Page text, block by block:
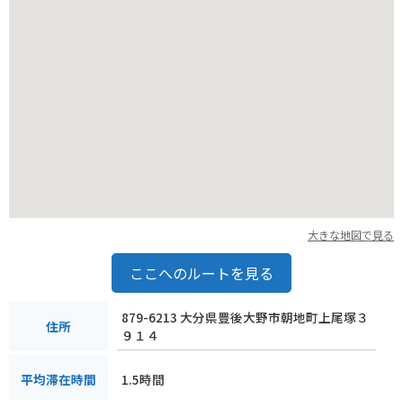
大きな地図で見る
ここへのルートを見る
住所
879-6213 大分県豊後大野市朝地町上尾塚３
９１４
平均滞在時間 1.5時間